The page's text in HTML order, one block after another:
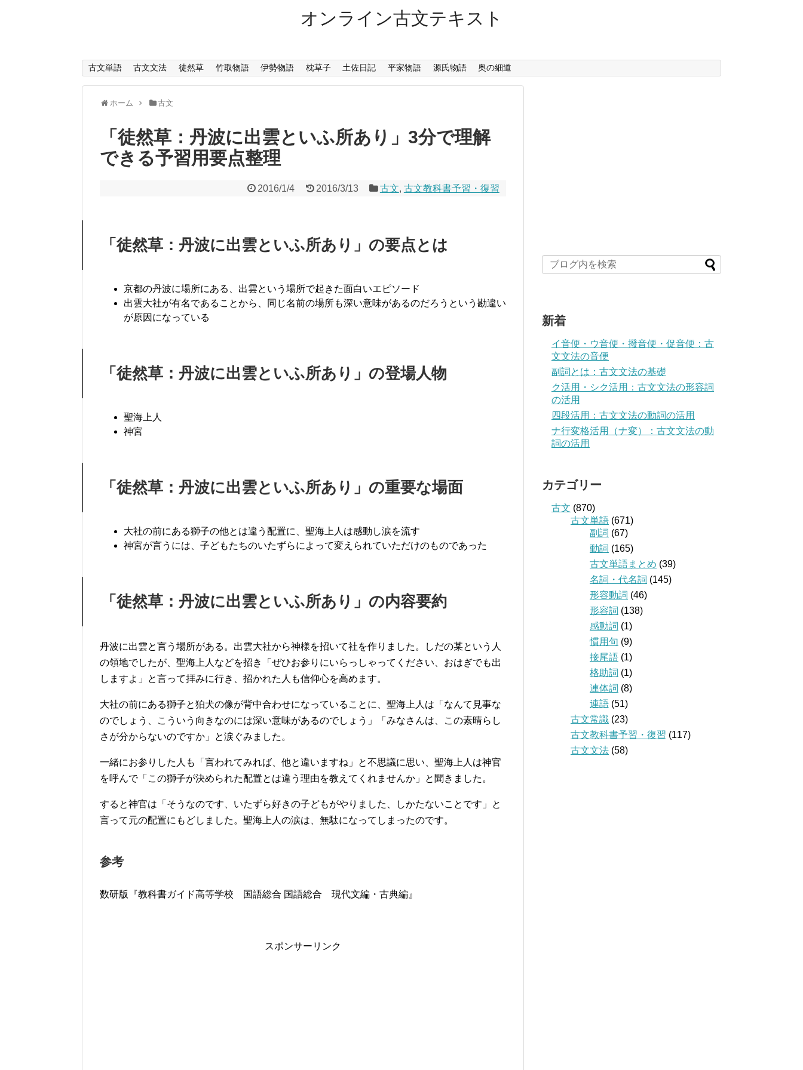
オンライン古文テキスト
古文単語 古文文法 徒然草 竹取物語 伊勢物語 枕草子 土佐日記 平家物語 源氏物語 奥の細道
ホーム 古文
「徒然草：丹波に出雲といふ所あり」3分で理解
できる予習用要点整理
2016/1/4 2016/3/13 古文, 古文教科書予習・復習
「徒然草：丹波に出雲といふ所あり」の要点とは
京都の丹波に場所にある、出雲という場所で起きた面白いエピソード
出雲大社が有名であることから、同じ名前の場所も深い意味があるのだろうという勘違い
が原因になっている
「徒然草：丹波に出雲といふ所あり」の登場人物
聖海上人
神宮
「徒然草：丹波に出雲といふ所あり」の重要な場面
大社の前にある獅子の他とは違う配置に、聖海上人は感動し涙を流す
神宮が言うには、子どもたちのいたずらによって変えられていただけのものであった
「徒然草：丹波に出雲といふ所あり」の内容要約
丹波に出雲と言う場所がある。出雲大社から神様を招いて社を作りました。しだの某という人
の領地でしたが、聖海上人などを招き「ぜひお参りにいらっしゃってください、おはぎでも出
しますよ」と言って拝みに行き、招かれた人も信仰心を高めます。
大社の前にある獅子と狛犬の像が背中合わせになっていることに、聖海上人は「なんて見事な
のでしょう、こういう向きなのには深い意味があるのでしょう」「みなさんは、この素晴らし
さが分からないのですか」と涙ぐみました。
一緒にお参りした人も「言われてみれば、他と違いますね」と不思議に思い、聖海上人は神官
を呼んで「この獅子が決められた配置とは違う理由を教えてくれませんか」と聞きました。
すると神官は「そうなのです、いたずら好きの子どもがやりました、しかたないことです」と
言って元の配置にもどしました。聖海上人の涙は、無駄になってしまったのです。
参考
数研版『教科書ガイド高等学校 国語総合 国語総合 現代文編・古典編』
スポンサーリンク
新着
イ音便・ウ音便・撥音便・促音便：古
文文法の音便
副詞とは：古文文法の基礎
ク活用・シク活用：古文文法の形容詞
の活用
四段活用：古文文法の動詞の活用
ナ行変格活用（ナ変）：古文文法の動
詞の活用
カテゴリー
古文 (870)
古文単語 (671)
副詞 (67)
動詞 (165)
古文単語まとめ (39)
名詞・代名詞 (145)
形容動詞 (46)
形容詞 (138)
感動詞 (1)
慣用句 (9)
接尾語 (1)
格助詞 (1)
連体詞 (8)
連語 (51)
古文常識 (23)
古文教科書予習・復習 (117)
古文文法 (58)